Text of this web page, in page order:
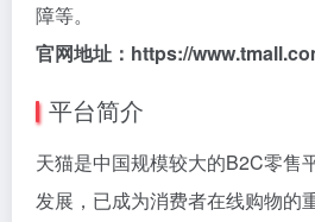
障等。
官网地址： https://
平台简介
天猫是中国规模较大的B2C零售
发展，已成为消费者在线购物的